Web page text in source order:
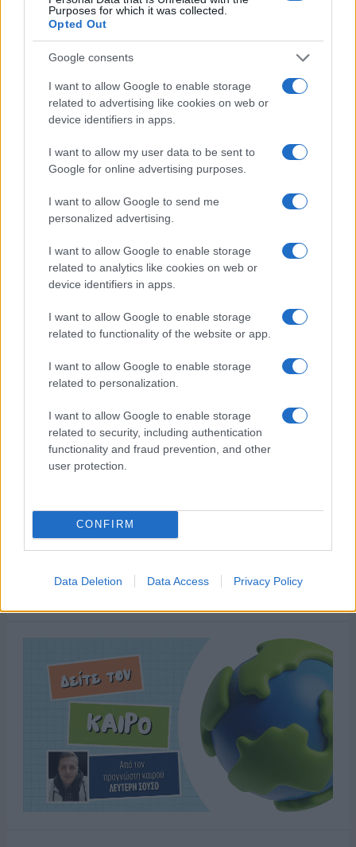
Purposes for which it was collected.
Opted Out
Google consents
I want to allow Google to enable storage
related to advertising like cookies on web or
device identifiers in apps.
I want to allow my user data to be sent to
Google for online advertising purposes.
I want to allow Google to send me
personalized advertising.
I want to allow Google to enable storage
related to analytics like cookies on web or
device identifiers in apps.
I want to allow Google to enable storage
related to functionality of the website or app.
I want to allow Google to enable storage
related to personalization.
I want to allow Google to enable storage
related to security, including authentication
functionality and fraud prevention, and other
user protection.
CONFIRM
Data Deletion Data Access Privacy Policy
ΑΙΧΜΕΣ: Καλοκαίρι ανατροπών
Αποχώρησε από την Cosmote TV o Μιχάλης Τσώχος
Παίρνουν… σειρά 26 σειρές για τη σεζόν 2026 – 2027
Συζητήσεις για τη λήξη της συνεργασίας
ΑΧΜΕΣ: Δεύτερες σκέψεις στον ΑΝΤ1...
Ποιοι θα παίρνουν χρήματα και ποιοι θα κόβονται-Ο νέος
χάρτης των επιδοτήσεων στην TV, μέσω ΕΚΚΟΜΕΔ
Δώδεκα άδειες για περιφερειακούς σταθμούς στην Αττική
«Στον εξώστη» του ΣΚΑΪ 100.3 ο Γιάννης Καντέλης και ο